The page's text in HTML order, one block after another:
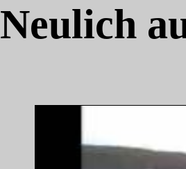
Neulich